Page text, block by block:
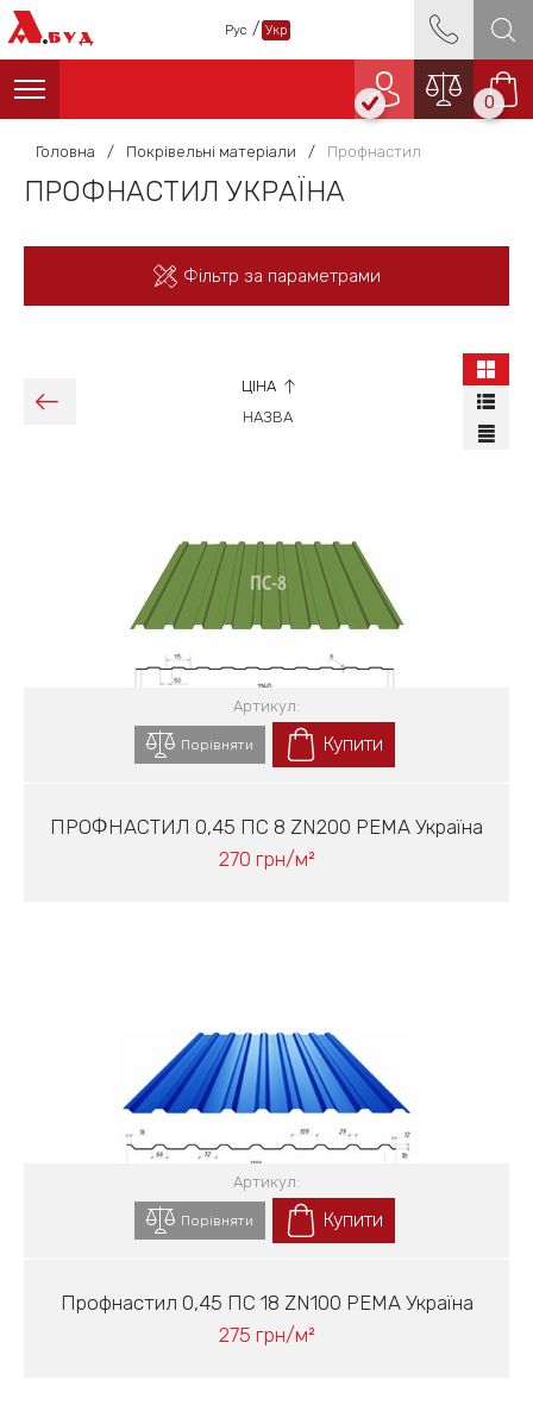
АБУД Рус / Укр
0
Головна / Покрівельні матеріали / Профнастил
ПРОФНАСТИЛ УКРАЇНА
Фільтр за параметрами
ЦІНА
НАЗВА
ПРОФНАСТИЛ 0,45 ПС 8 ZN200 PEМА Україна
270 грн/м²
Артикул:
Порівняти Купити
Профнастил 0,45 ПС 18 ZN100 PEМА Україна
275 грн/м²
Артикул:
Порівняти Купити